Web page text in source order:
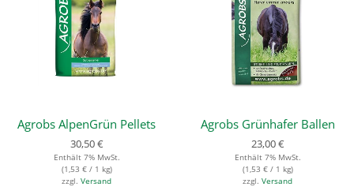
Agrobs AlpenGrün Pellets
30,50€
Enthält 7% MwSt.
(1,53 €/ 1 kg)
zzgl. Versand
Agrobs Grünhafer Ballen
23,00€
Enthält 7% MwSt.
(1,53 €/ 1 kg)
zzgl. Versand